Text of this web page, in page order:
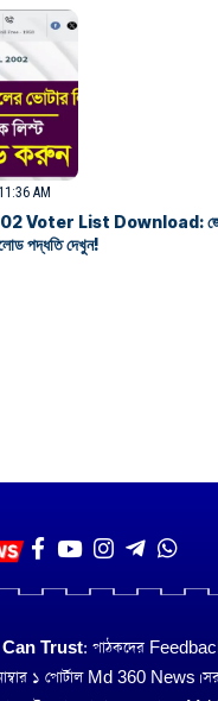
AM
Voter List Download: জেলা
পদ্ধতি দেখুন!
Trust: পাঠকদের
১ পোর্টাল Md 360 News।